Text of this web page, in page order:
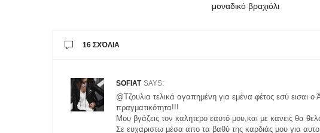
μοναδικό βραχιόλι
16 ΣΧΌΛΙΑ
SOFIAT SAYS:
@Τζουλια τελικά αγαπημένη για εμένα φέτος εσύ εισαι ο
πραγματικότητα!!!
Μου βγάζεις τον καλητερο εαυτό μου,και με κανεις θα
Σε ευχαριστω μέσα απο τα βαθύ της καρδιάς μου για